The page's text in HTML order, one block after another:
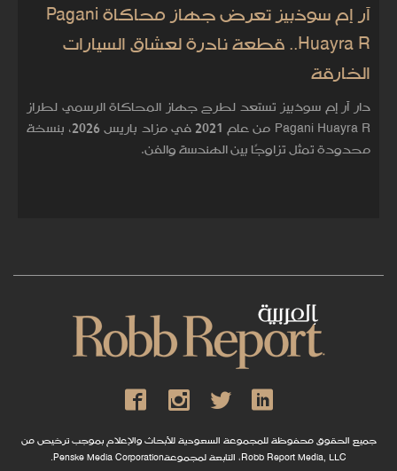
آر إم سوذبيز تعرض جهاز محاكاة Pagani
Huayra R.. قطعة نادرة لعشاق السيارات
الخارقة
دار آر إم سوذبيز تستعد لطرح جهاز المحاكاة الرسمي لطراز
Pagani Huayra R من عام 2021 في مزاد باريس 2026، بنسخة
محدودة تمثل تزاوجًا بين الهندسة والفن.
جميع الحقوق محفوظة للمجموعة السعودية للأبحاث والإعلام بموجب ترخيص من
Robb Report Media, LLC، التابعة لمجموعةPenske Media Corporation.